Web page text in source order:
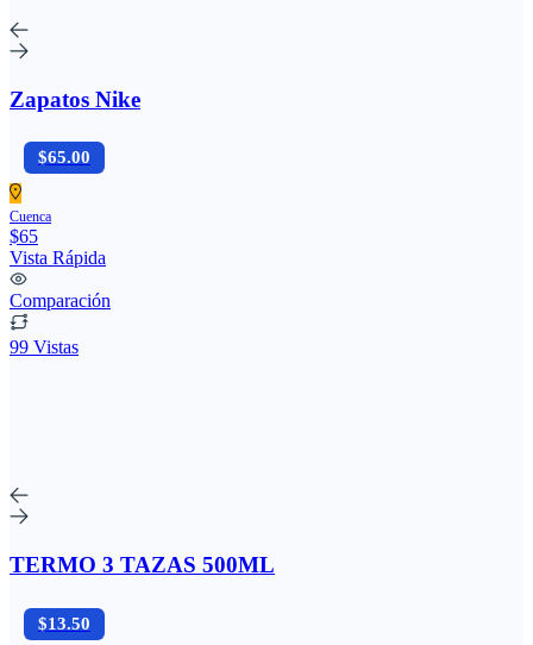
Zapatos Nike
$65.00
Cuenca
$65
Vista Rápida
Comparación
99 Vistas
TERMO 3 TAZAS 500ML
$13.50